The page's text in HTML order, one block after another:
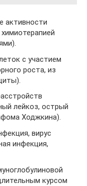
активности
с участием
роста, из
лейкоз, острый
Ходжкина).
вирус
инфекция,
курсом